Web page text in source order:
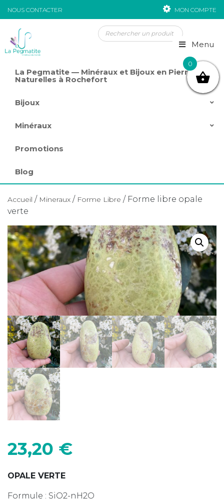
NOUS CONTACTER MON COMPTE
Passer au contenu
Menu
La Pegmatite — Minéraux et Bijoux en Pierres
Naturelles à Rochefort
Bijoux
Minéraux
Promotions
Blog
Accueil / Mineraux / Forme Libre / Forme libre opale
verte
23,20 €
OPALE VERTE
Formule : SiO2-nH2O
0